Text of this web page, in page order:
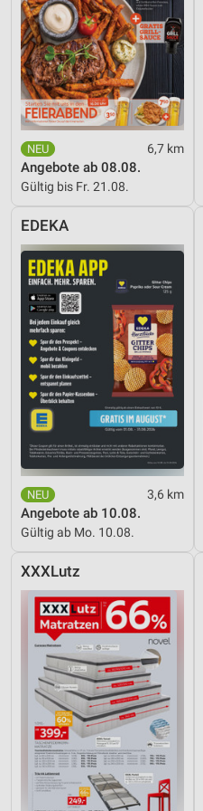
6,7 km
Angebote ab 08.08.
Gültig bis Fr. 21.08.
EDEKA
3,6 km
Angebote ab 10.08.
Gültig ab Mo. 10.08.
XXXLutz